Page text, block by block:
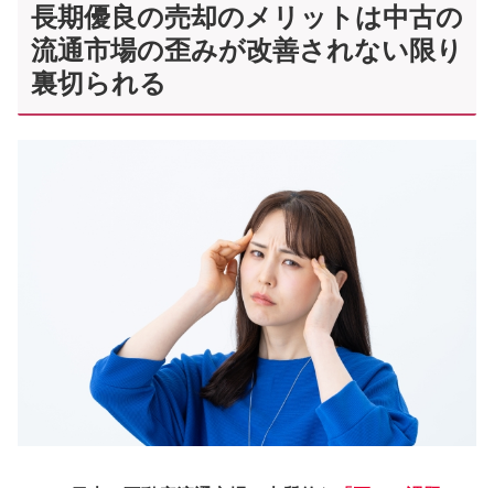
長期優良の売却のメリットは中古の
流通市場の歪みが改善されない限り
裏切られる